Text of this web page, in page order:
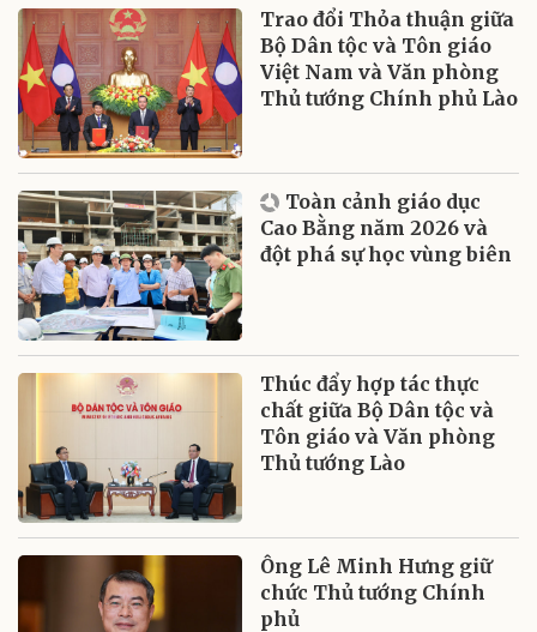
Trao đổi Thỏa thuận giữa
Bộ Dân tộc và Tôn giáo
Việt Nam và Văn phòng
Thủ tướng Chính phủ Lào
Toàn cảnh giáo dục
Cao Bằng năm 2026 và
đột phá sự học vùng biên
Thúc đẩy hợp tác thực
chất giữa Bộ Dân tộc và
Tôn giáo và Văn phòng
Thủ tướng Lào
Ông Lê Minh Hưng giữ
chức Thủ tướng Chính
phủ